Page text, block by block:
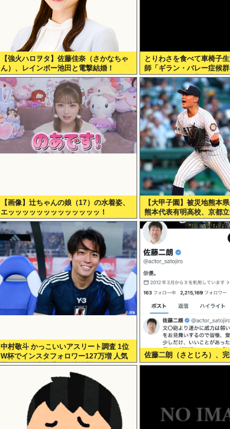
【強火ハロヲタ】佐藤佳奈（さかなちゃ
ん）、レインボー池田と電撃結婚！
とりわさを食べて車椅子
師「ギラン・バレー症候
に絶望。死んだ方が良か
【画像】辻ちゃんの娘（17）の水着姿、
エッッッッッッッッッッッッッ！
【大甲子園】被災地熊本
熊本代表有明高校、京都
アウトから逆転勝利
中村敬斗 かっこいいアスリート調査 1位
W杯でインスタフォロワー127万増 人気
爆発 …2位 高橋藍 3位 大谷翔平
佐藤二朗（さとじろ）、